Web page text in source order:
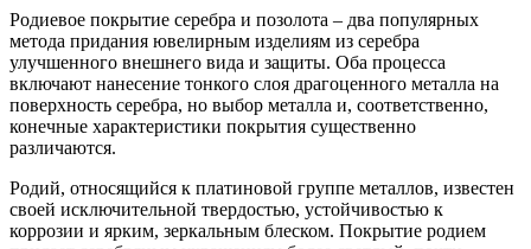
Родиевое покрытие серебра и позолота – два популярных
метода придания ювелирным изделиям из серебра
улучшенного внешнего вида и защиты. Оба процесса
включают нанесение тонкого слоя драгоценного металла на
поверхность серебра, но выбор металла и, соответственно,
конечные характеристики покрытия существенно
различаются.
Родий, относящийся к платиновой группе металлов, известен
своей исключительной твердостью, устойчивостью к
коррозии и ярким, зеркальным блеском. Покрытие родием